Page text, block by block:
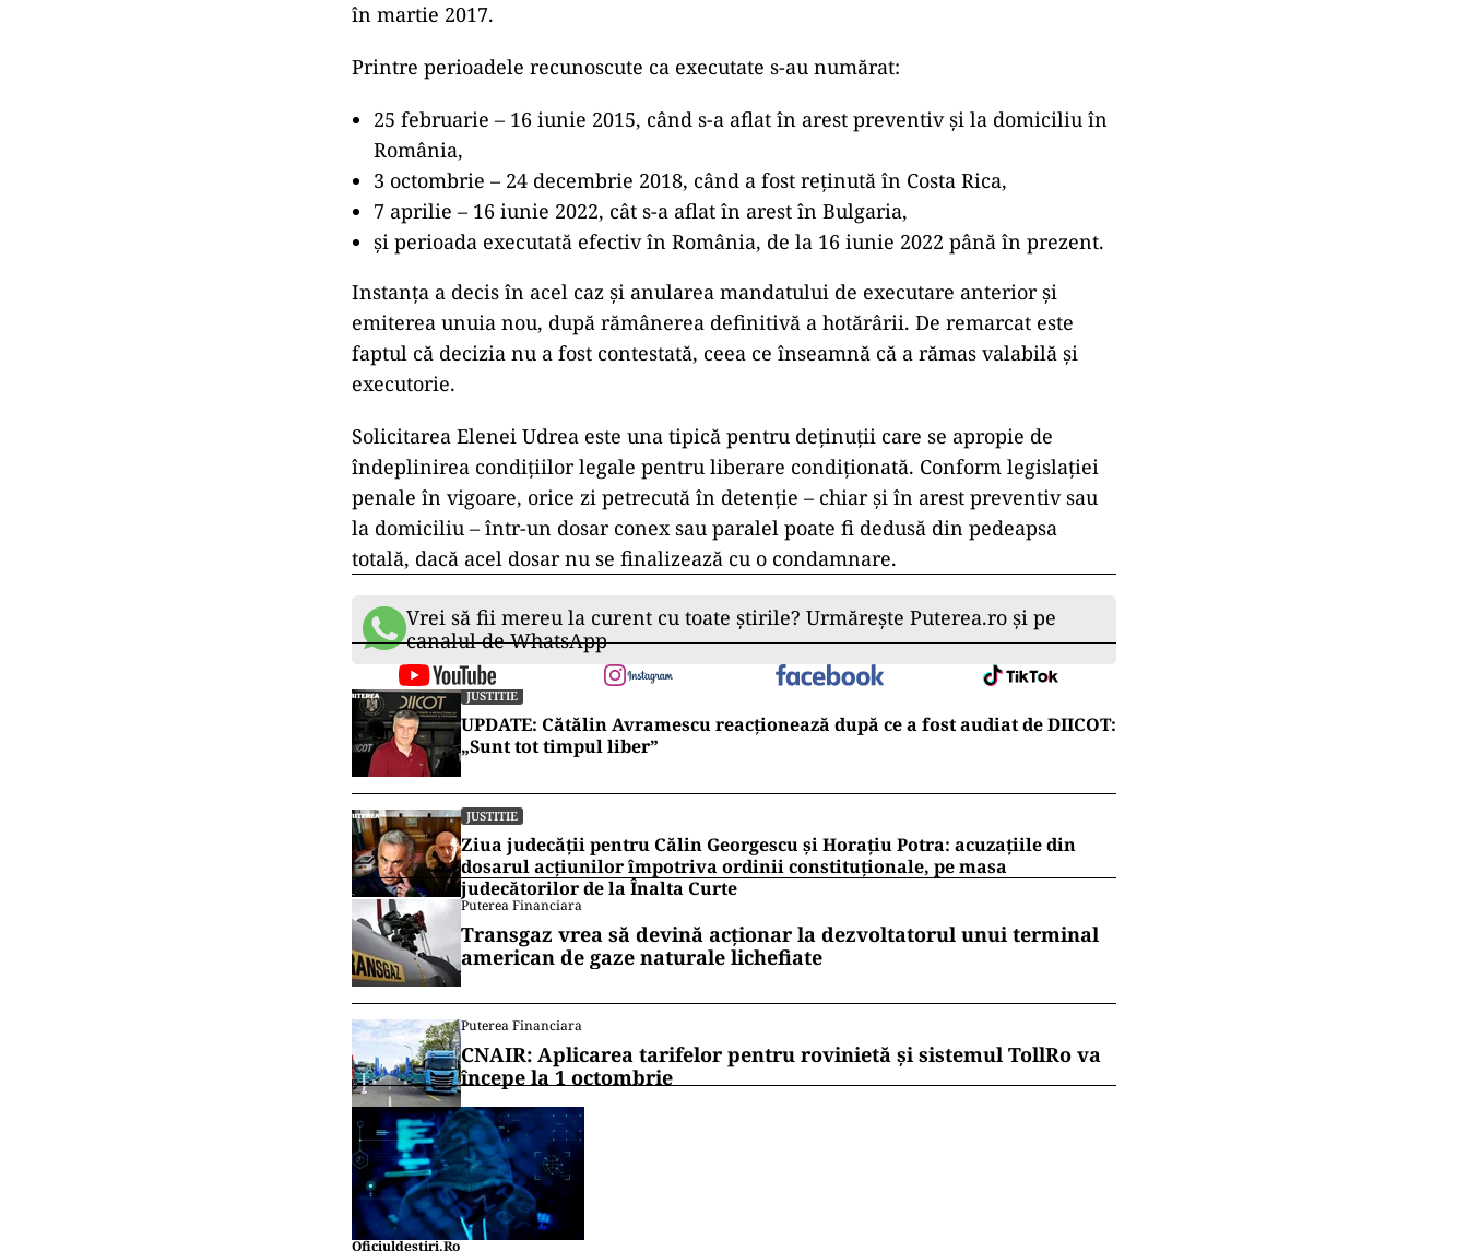
în martie 2017.
Printre perioadele recunoscute ca executate s-au numărat:
25 februarie – 16 iunie 2015, când s-a aflat în arest preventiv și la domiciliu în
România,
3 octombrie – 24 decembrie 2018, când a fost reținută în Costa Rica,
7 aprilie – 16 iunie 2022, cât s-a aflat în arest în Bulgaria,
și perioada executată efectiv în România, de la 16 iunie 2022 până în prezent.
Instanța a decis în acel caz și anularea mandatului de executare anterior și
emiterea unuia nou, după rămânerea definitivă a hotărârii. De remarcat este
faptul că decizia nu a fost contestată, ceea ce înseamnă că a rămas valabilă și
executorie.
Solicitarea Elenei Udrea este una tipică pentru deținuții care se apropie de
îndeplinirea condițiilor legale pentru liberare condiționată. Conform legislației
penale în vigoare, orice zi petrecută în detenție – chiar și în arest preventiv sau
la domiciliu – într-un dosar conex sau paralel poate fi dedusă din pedeapsa
totală, dacă acel dosar nu se finalizează cu o condamnare.
Vrei să fii mereu la curent cu toate știrile? Urmărește Puterea.ro și pe
canalul de WhatsApp
JUSTITIE
UPDATE: Cătălin Avramescu reacționează după ce a fost audiat de DIICOT:
„Sunt tot timpul liber”
JUSTITIE
Ziua judecății pentru Călin Georgescu și Horațiu Potra: acuzațiile din
dosarul acțiunilor împotriva ordinii constituționale, pe masa
judecătorilor de la Înalta Curte
Puterea Financiara
Transgaz vrea să devină acționar la dezvoltatorul unui terminal
american de gaze naturale lichefiate
Puterea Financiara
CNAIR: Aplicarea tarifelor pentru rovinietă și sistemul TollRo va
începe la 1 octombrie
Oficiuldestiri.ro